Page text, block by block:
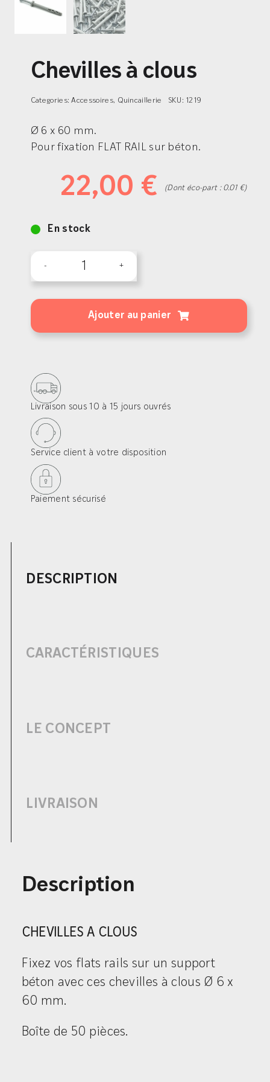
Chevilles à clous
Categories:Accessoires, Quincaillerie SKU: 1219
Ø 6 x 60 mm.
Pour fixation FLAT RAIL sur béton.
22,00 € (Dont éco-part : 0.01 €)
En stock
Chevilles
à
Ajouter au panier
Livraison sous 10 à 15 jours ouvrés
Service client à votre disposition
Paiement sécurisé
DESCRIPTION
CARACTÉRISTIQUES
LE CONCEPT
LIVRAISON
Description
CHEVILLES A CLOUS
Fixez vos flats rails sur un support
béton avec ces chevilles à clous Ø 6 x
60 mm.
Boîte de 50 pièces.